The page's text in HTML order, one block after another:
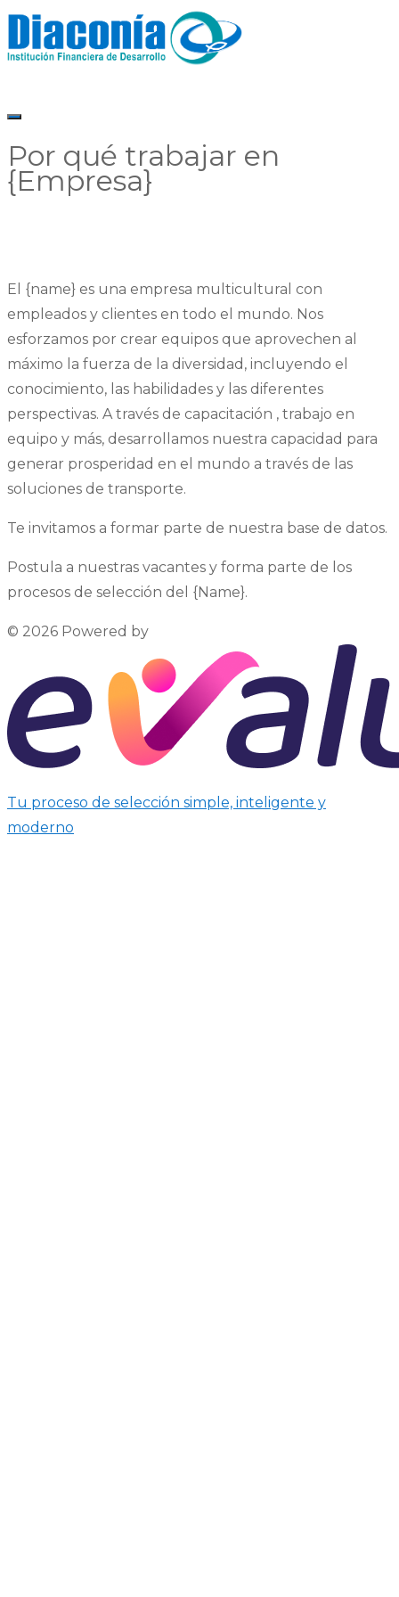
Por qué trabajar en
{Empresa}
El {name} es una empresa multicultural con
empleados y clientes en todo el mundo. Nos
esforzamos por crear equipos que aprovechen al
máximo la fuerza de la diversidad, incluyendo el
conocimiento, las habilidades y las diferentes
perspectivas. A través de capacitación , trabajo en
equipo y más, desarrollamos nuestra capacidad para
generar prosperidad en el mundo a través de las
soluciones de transporte.
Te invitamos a formar parte de nuestra base de datos.
Postula a nuestras vacantes y forma parte de los
procesos de selección del {Name}.
© 2026 Powered by
Tu proceso de selección simple, inteligente y
moderno